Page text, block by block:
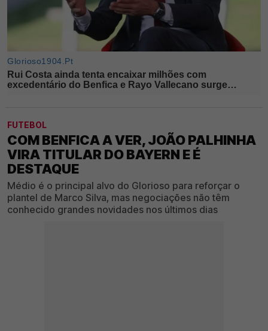
FUTEBOL
COM BENFICA A VER, JOÃO PALHINHA
VIRA TITULAR DO BAYERN E É
DESTAQUE
Médio é o principal alvo do Glorioso para reforçar o
plantel de Marco Silva, mas negociações não têm
conhecido grandes novidades nos últimos dias